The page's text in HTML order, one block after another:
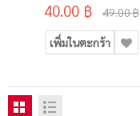
40.00 ฿ 49.00 ฿
เพิ่มในตะกร้า